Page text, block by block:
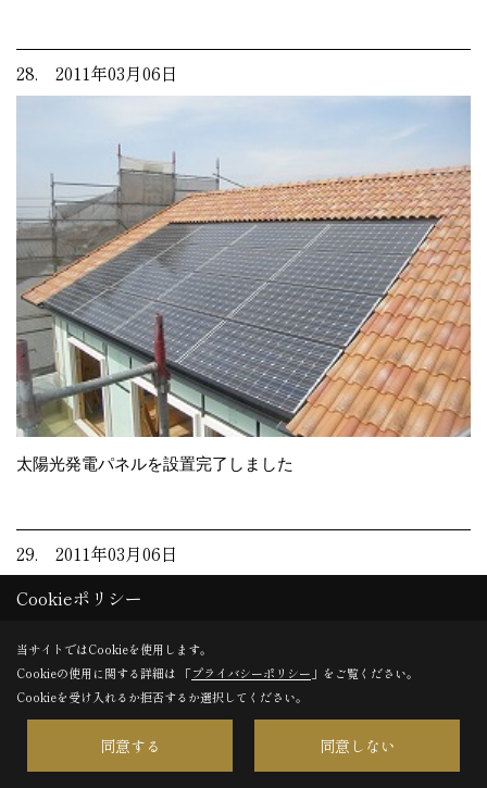
28. 2011年03月06日
太陽光発電パネルを設置完了しました
29. 2011年03月06日
Cookieポリシー
当サイトではCookieを使用します。
Cookieの使用に関する詳細は 「プライバシーポリシー 」をご覧ください。
Cookieを受け入れるか拒否するか選択してください。
同意する 同意しない